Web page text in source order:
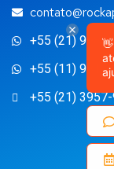
+55 (21)
+55 (11)
+55 (21)